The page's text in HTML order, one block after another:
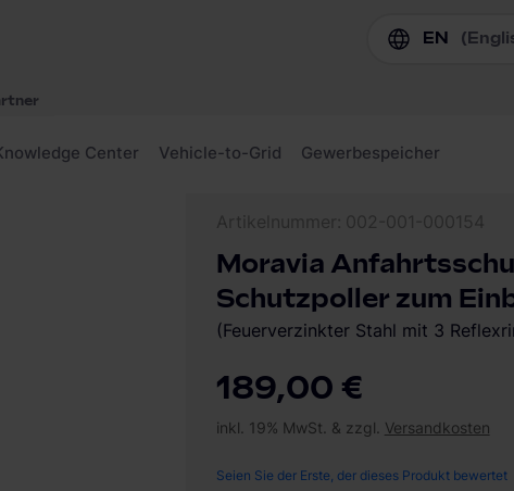
Einbetonieren
189,00 €
inkl. 19% MwSt. & zzgl. Versandkosten
Seien Sie der Erste, der dieses Produkt bewertet
Moravia
Schutzpoller zum
(Feuerverzinkter Stahl mit 3